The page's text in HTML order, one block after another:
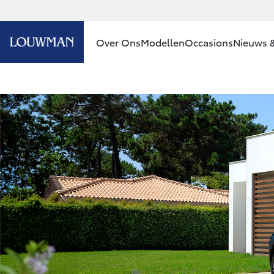
Over Ons
Ons bedrijf
Contact en
Route
Vacatures
Klantbeoordelingen
Modellen
HYBRIDE
Vanaf € 23.750,-
Corolla Hatchback
HYBRIDE
OccasionsNieuws